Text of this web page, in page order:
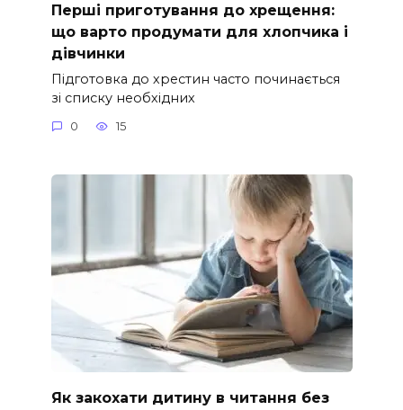
Перші приготування до хрещення:
що варто продумати для хлопчика і
дівчинки
Підготовка до хрестин часто починається
зі списку необхідних
0 15
Як закохати дитину в читання без